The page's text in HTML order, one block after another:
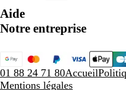
Aide
Notre entreprise
01 88 24 71 80Accueil
Mentions légales